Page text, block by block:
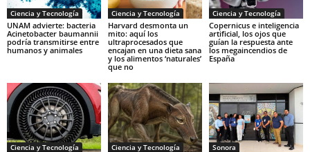
Ciencia y Tecnología
UNAM advierte: bacteria
Acinetobacter baumannii
podría transmitirse entre
humanos y animales
Ciencia y Tecnología
Harvard desmonta un
mito: aquí los
ultraprocesados que
encajan en una dieta sana
y los alimentos ‘naturales’
que no
Ciencia y Tecnología
Copernicus e inteligencia
artificial, los ojos que
guían la respuesta ante
los megaincendios de
España
Ciencia y Tecnología Ciencia y Tecnología Sonora